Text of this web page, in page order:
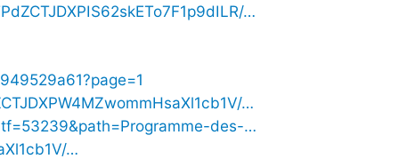
…
…
des-…
…